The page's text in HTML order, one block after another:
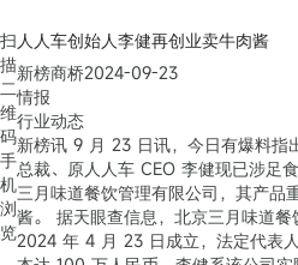
扫
描
二
维
码
手
机
浏
览
人人车创始人李健再创业卖牛肉酱
新榜商桥2024-09-23
情报
行业动态
新榜讯 9 月 23 日讯，今日有爆料指
总裁、原人人车 CEO 李健现已涉足
三月味道餐饮管理有限公司，其产品
酱。 据天眼查信息，北京三月味道
2024 年 4 月 23 日成立，法定代表